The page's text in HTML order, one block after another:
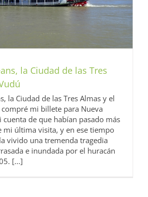
la Ciudad de las Tres
la Ciudad de las Tres Almas y el
mi billete para Nueva
cuenta de que habían pasado más
mi última visita, y en ese tiempo
vivido una tremenda tragedia
e inundada por el huracán
[...]